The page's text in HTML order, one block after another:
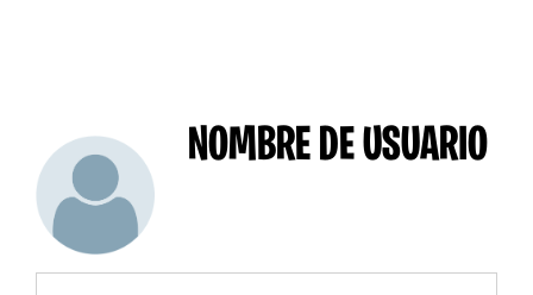
NOMBRE DE USUARIO